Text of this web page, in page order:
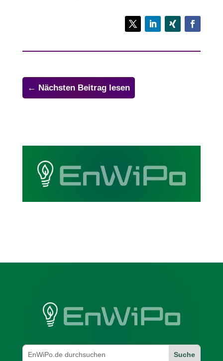
← Nächsten Beitrag lesen